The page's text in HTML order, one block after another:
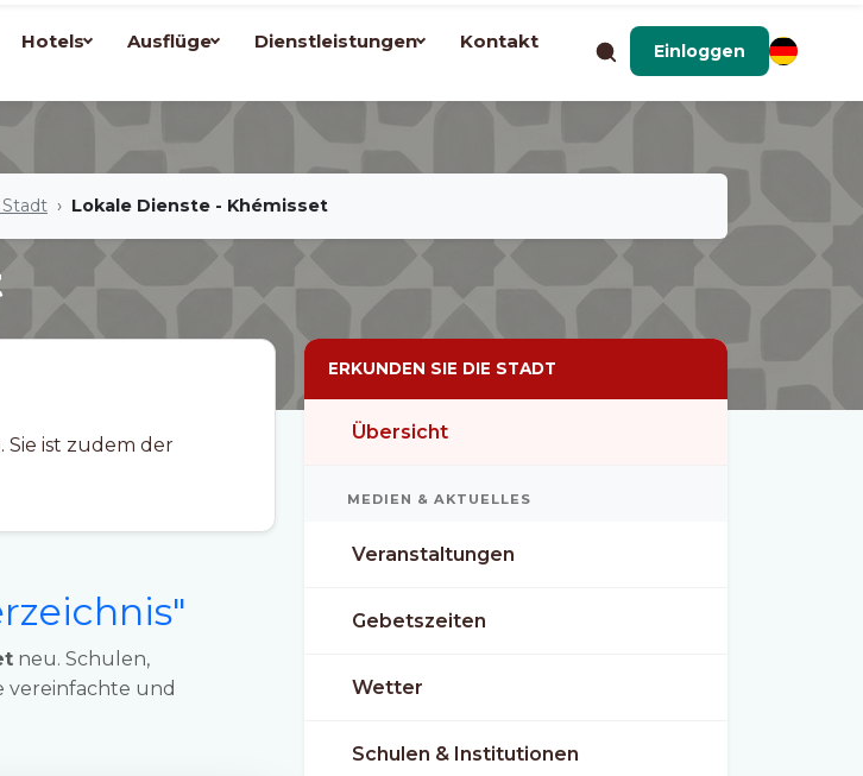
Hotels Ausflüge Dienstleistungen Kontakt Einloggen
Lokale Dienste - Khémisset
neu. Schulen,
vereinfachte und
ERKUNDEN SIE DIE STADT
Übersicht
MEDIEN & AKTUELLES
Veranstaltungen
Gebetszeiten
Wetter
Schulen & Institutionen